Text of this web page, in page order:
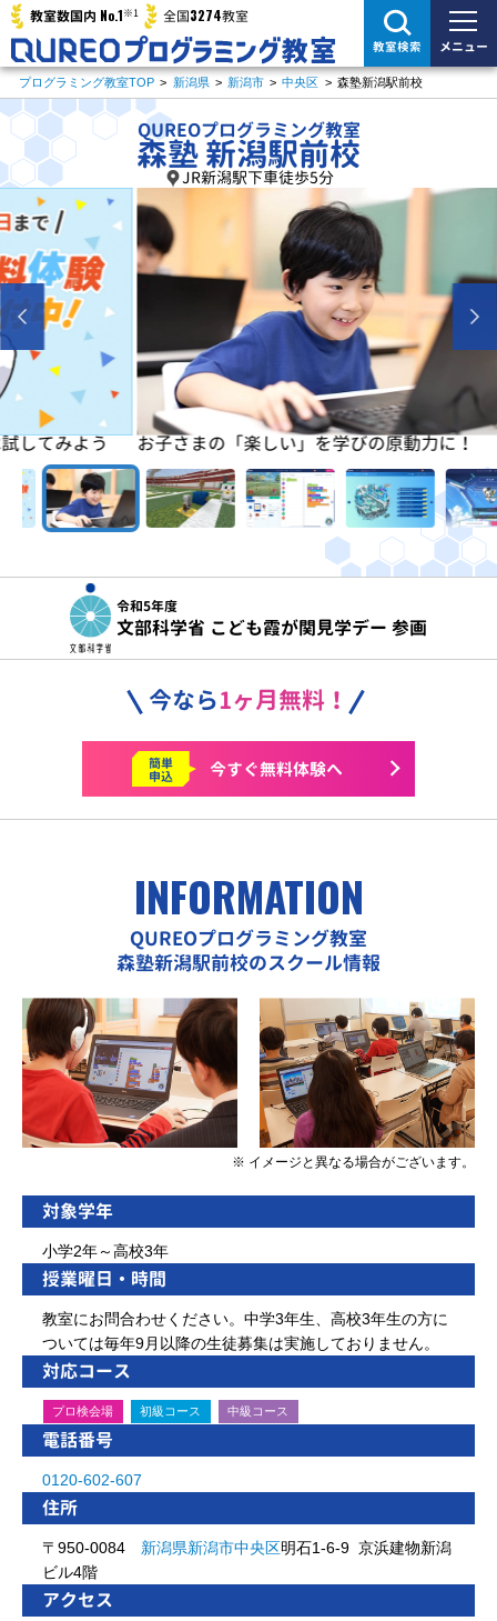
教室数国内 No.1※1 全国3274教室
教室検索 メニュー
プログラミング教室TOP > 新潟県 > 新潟市 > 中央区 > 森塾新潟駅前校
QUREOプログラミング教室
森塾 新潟駅前校
JR新潟駅下車徒歩5分
う お子さまの「楽しい」を学びの原動力に！ 初め
令和5年度
文部科学省 こども霞が関見学デー 参画
今なら1ヶ月無料！
簡単
申込 今すぐ無料体験へ
INFORMATION
QUREOプログラミング教室
森塾新潟駅前校のスクール情報
※ イメージと異なる場合がございます。
対象学年
小学2年～高校3年
授業曜日・時間
教室にお問合わせください。中学3年生、高校3年生の方に
ついては毎年9月以降の生徒募集は実施しておりません。
対応コース
プロ検会場 初級コース 中級コース
電話番号
0120-602-607
住所
〒950-0084 新潟県新潟市中央区明石1-6-9 京浜建物新潟
ビル4階
アクセス